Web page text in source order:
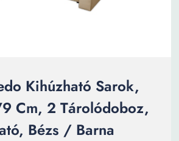
Kihúzható Sarok,
Cm, 2 Tárolódoboz,
Bézs / Barna